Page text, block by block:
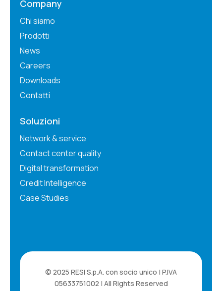
Company
Chi siamo
Prodotti
News
Careers
Downloads
Contatti
Soluzioni
Network & service
Contact center quality
Digital transformation
Credit Intelligence
Case Studies
© 2025 RESI S.p.A. con socio unico | P.IVA
05633751002 | All Rights Reserved